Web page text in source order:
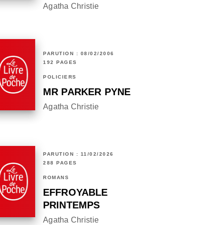
Agatha Christie
PARUTION : 08/02/2006
192 PAGES
POLICIERS
MR PARKER PYNE
Agatha Christie
PARUTION : 11/02/2026
288 PAGES
ROMANS
EFFROYABLE
PRINTEMPS
Agatha Christie